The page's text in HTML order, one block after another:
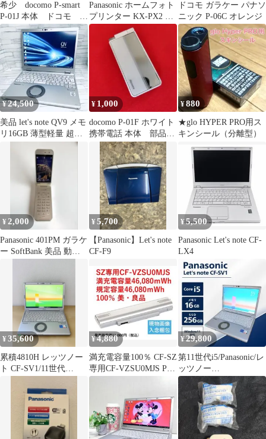
希少 docomo P-smart
P-01J 本体 ドコモ ガ
ラケー
Panasonic ホームフォト
プリンター KX-PX2 ホ
ワイト
ドコモ ガラケー パナソ
ニック P-06C オレンジ
¥24,500
美品 let's note QV9 メモ
リ16GB 薄型軽量 超高
¥ 1,000
docomo P-01F ホワイト
携帯電話 本体 部品取
¥880
★glo HYPER PRO用ス
キンシール（分離型）
¥ 2,000
Panasonic 401PM ガラケ
ー SoftBank 美品 動作
¥5,700
【Panasonic】Let's note
CF-F9
¥5,500
Panasonic Let's note CF-
LX4
¥35,600
累積4810H レッツノー
ト CF-SV1/11世代
¥4,880
満充電容量100％ CF-SZ
専用CF-VZSU0MJS PSE
認証・希少美良品
¥29,800
第11世代i5/Panasonic/レ
ッツノー
ト/16GB/SSD256GB